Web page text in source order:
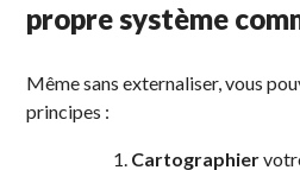
propre système
Même sans externaliser, vous
principes :
Cartographier